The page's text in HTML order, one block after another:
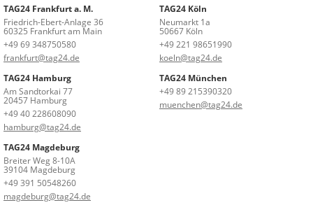
TAG24 Frankfurt a. M.
Friedrich-Ebert-Anlage 36
60325 Frankfurt am Main
+49 69 348750580
frankfurt@tag24.de
TAG24 Köln
Neumarkt 1a
50667 Köln
+49 221 98651990
koeln@tag24.de
TAG24 Hamburg
Am Sandtorkai 77
20457 Hamburg
+49 40 228608090
hamburg@tag24.de
TAG24 München
+49 89 215390320
muenchen@tag24.de
TAG24 Magdeburg
Breiter Weg 8-10A
39104 Magdeburg
+49 391 50548260
magdeburg@tag24.de